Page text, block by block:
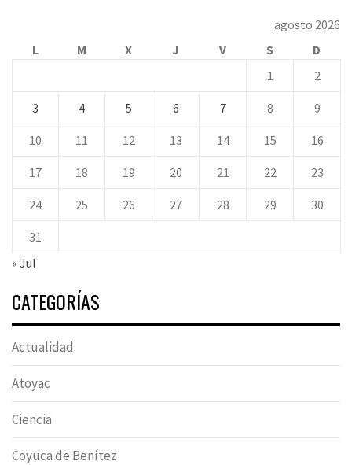
agosto 2026
L
M X J V S
D
1
2
3 4 5 6 7 8 9
10 11 12 13 14 15 16
17 18 19 20 21 22 23
24 25 26 27 28 29 30
31
« Jul
CATEGORÍAS
Actualidad
Atoyac
Ciencia
Coyuca de Benítez